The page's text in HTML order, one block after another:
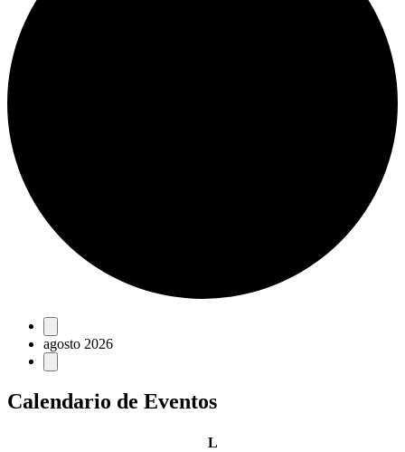
Eventos
agosto 2026
Calendario de Eventos
Llunes